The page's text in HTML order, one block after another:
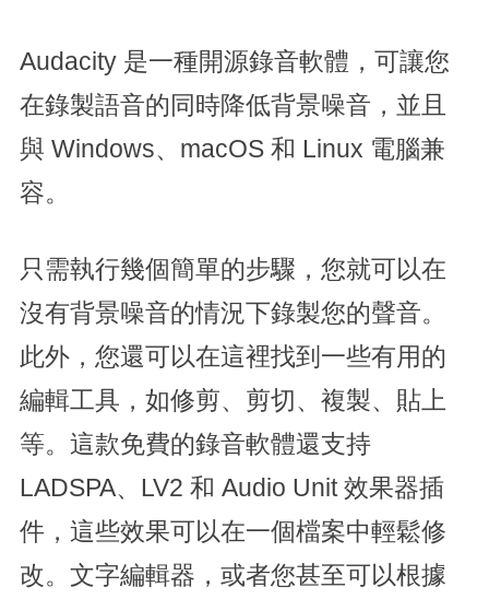
Audacity 是一種開源錄音軟體，可讓您
在錄製語音的同時降低背景噪音，並且
與 Windows、macOS 和 Linux 電腦兼
容。
只需執行幾個簡單的步驟，您就可以在
沒有背景噪音的情況下錄製您的聲音。
此外，您還可以在這裡找到一些有用的
編輯工具，如修剪、剪切、複製、貼上
等。這款免費的錄音軟體還支持
LADSPA、LV2 和 Audio Unit 效果器插
件，這些效果可以在一個檔案中輕鬆修
改。文字編輯器，或者您甚至可以根據